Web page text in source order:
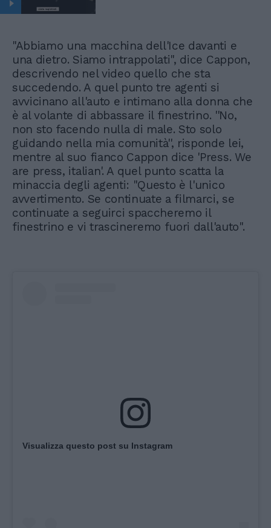
"Abbiamo una macchina dell'Ice davanti e
una dietro. Siamo intrappolati", dice Cappon,
descrivendo nel video quello che sta
succedendo. A quel punto tre agenti si
avvicinano all'auto e intimano alla donna che
è al volante di abbassare il finestrino. ''No,
non sto facendo nulla di male. Sto solo
guidando nella mia comunità'', risponde lei,
mentre al suo fianco Cappon dice 'Press. We
are press, italian'. A quel punto scatta la
minaccia degli agenti: "Questo è l'unico
avvertimento. Se continuate a filmarci, se
continuate a seguirci spaccheremo il
finestrino e vi trascineremo fuori dall'auto".
Visualizza questo post su Instagram